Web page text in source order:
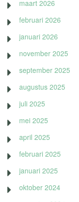
maart 2026
februari 2026
januari 2026
november 2025
september 2025
augustus 2025
juli 2025
mei 2025
april 2025
februari 2025
januari 2025
oktober 2024